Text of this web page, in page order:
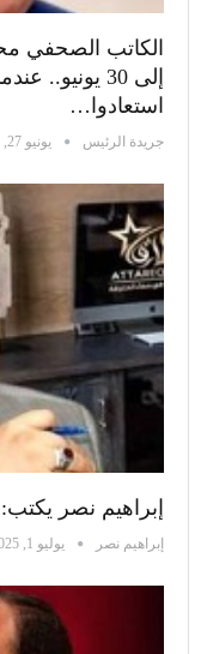
الكاتب الصحفي
إلى 30
استعادوا…
جريدة الرئيس يونيو 27, 2026
إبراهيم نصر
إبراهيم نصر يوليو 1, 2025